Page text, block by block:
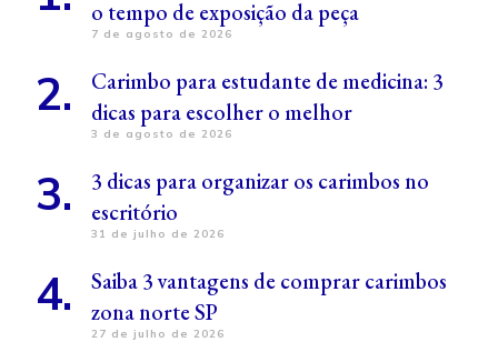
o tempo de exposição da peça
7 de agosto de 2026
Carimbo para estudante de medicina: 3
dicas para escolher o melhor
3 de agosto de 2026
3 dicas para organizar os carimbos no
escritório
31 de julho de 2026
Saiba 3 vantagens de comprar carimbos
zona norte SP
27 de julho de 2026